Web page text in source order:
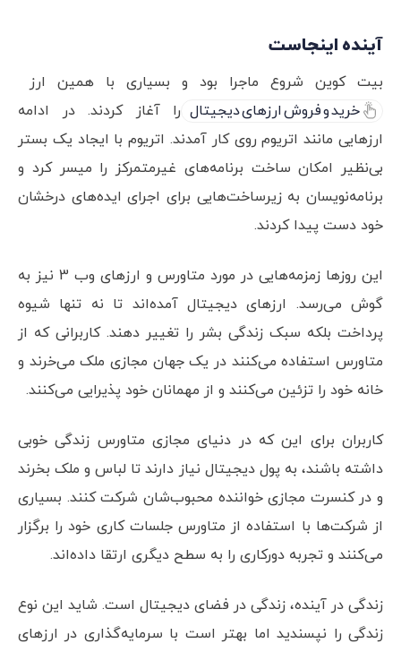
آینده اینجاست
بیت کوین شروع ماجرا بود و بسیاری با همین ارز
خرید و فروش ارزهای دیجیتال را آغاز کردند. در ادامه
ارزهایی مانند اتریوم روی کار آمدند. اتریوم با ایجاد یک بستر
بی‌نظیر امکان ساخت برنامه‌های غیرمتمرکز را میسر کرد و
برنامه‌نویسان به زیرساخت‌هایی برای اجرای ایده‌های درخشان
خود دست پیدا کردند.
این روزها زمزمه‌هایی در مورد متاورس و ارزهای وب 3 نیز به
گوش می‌رسد. ارزهای دیجیتال آمده‌اند تا نه تنها شیوه
پرداخت بلکه سبک زندگی بشر را تغییر دهند. کاربرانی که از
متاورس استفاده می‌کنند در یک جهان مجازی ملک می‌خرند و
خانه خود را تزئین می‌کنند و از مهمانان خود پذیرایی می‌کنند.
کاربران برای این که در دنیای مجازی متاورس زندگی خوبی
داشته باشند، به پول دیجیتال نیاز دارند تا لباس و ملک بخرند
و در کنسرت مجازی خواننده محبوب‌شان شرکت کنند. بسیاری
از شرکت‌ها با استفاده از متاورس جلسات کاری خود را برگزار
می‌کنند و تجربه دورکاری را به سطح دیگری ارتقا داده‌اند.
زندگی در آینده، زندگی در فضای دیجیتال است. شاید این نوع
زندگی را نپسندید اما بهتر است با سرمایه‌گذاری در ارزهای